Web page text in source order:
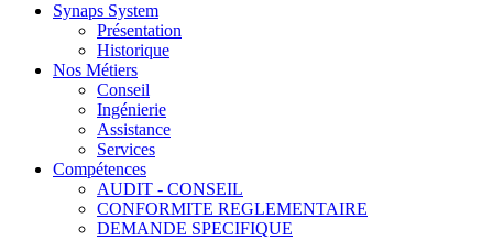
Synaps System
Présentation
Historique
Nos Métiers
Conseil
Ingénierie
Assistance
Services
Compétences
AUDIT - CONSEIL
CONFORMITE REGLEMENTAIRE
DEMANDE SPECIFIQUE